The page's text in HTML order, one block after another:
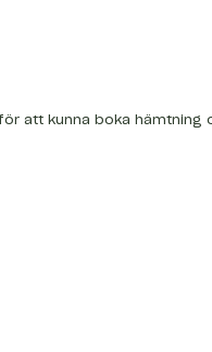
att kunna boka hämtning